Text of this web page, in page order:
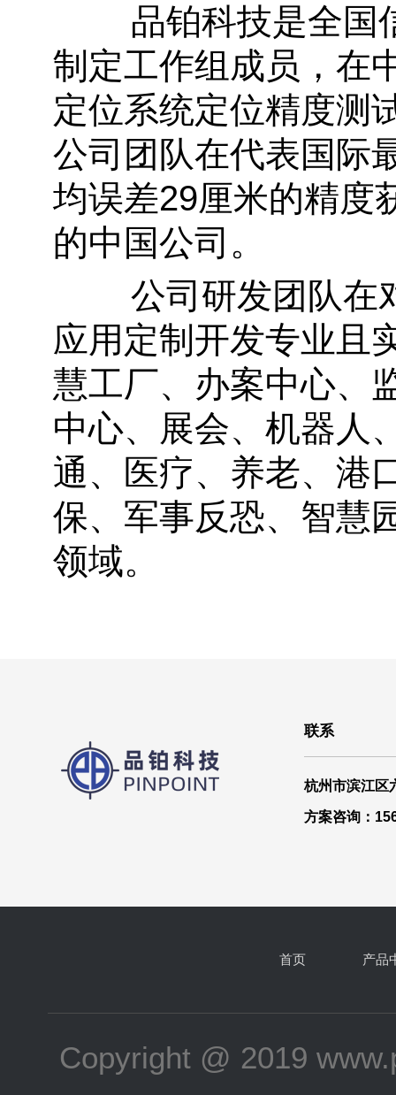
品铂科技是全国信
制定工作组成员，在
定位系统定位精度测
公司团队在代表国际
均误差29厘米的精度
的中国公司。
公司研发团队在对
应用定制开发专业且
慧工厂、办案中心、
中心、展会、机器人
通、医疗、养老、港
保、军事反恐、智慧
领域。
联系
杭州市滨江区
方案咨询：
首页 产品
Copyright @ 2019